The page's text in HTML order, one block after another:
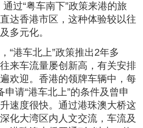
过“粤车南下”政策来港的旅
达香港市区，这种体验较以往
多元化。
港车北上”政策推出2年多
来车流量屡创新高，有关安排
欢迎。香港的领牌车辆中，每
请“港车北上”的条件及曾申
速度很快。通过港珠澳大桥这
化大湾区内人文交流，车流及